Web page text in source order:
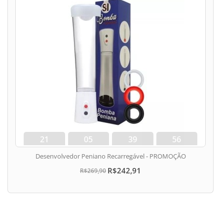
21
dias
05
hora
39
min
56
seg
Desenvolvedor Peniano Recarregável - PROMOÇÃO
R$269,90 R$242,91